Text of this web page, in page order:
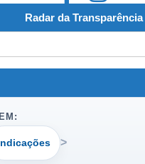
Radar da Transparência